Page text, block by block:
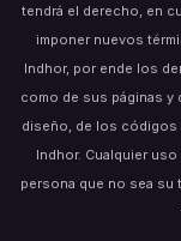
tendrá el derecho, en
imponer nuevos
Indhor, por ende los
como de sus páginas y
diseño, de los códigos
Indhor. Cualquier
persona que no sea su